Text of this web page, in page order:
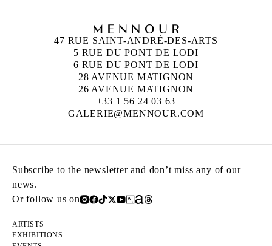
47 RUE SAINT-ANDRÉ-DES-ARTS
5 RUE DU PONT DE LODI
6 RUE DU PONT DE LODI
28 AVENUE MATIGNON
26 AVENUE MATIGNON
+33 1 56 24 03 63
GALERIE@MENNOUR.COM
Subscribe to the newsletter and don’t miss any of our
news.
Or follow us on
ARTISTS
EXHIBITIONS